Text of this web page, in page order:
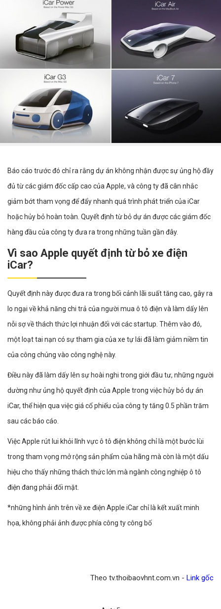
Báo cáo trước đó chỉ ra rằng dự án không nhận được sự ủng hộ đầy
đủ từ các giám đốc cấp cao của Apple, và công ty đã cân nhắc
giảm bớt tham vọng để đẩy nhanh quá trình phát triển của iCar
hoặc hủy bỏ hoàn toàn. Quyết định từ bỏ dự án được các giám đốc
hàng đầu của công ty đưa ra trong những tuần gần đây.
Vì sao Apple quyết định từ bỏ xe điện
iCar?
Quyết định này được đưa ra trong bối cảnh lãi suất tăng cao, gây ra
lo ngại về khả năng chi trả của người mua ô tô điện và làm dấy lên
nỗi sợ về thách thức lợi nhuận đối với các startup. Thêm vào đó,
một loạt tai nạn có sự tham gia của xe tự lái đã làm giảm niềm tin
của công chúng vào công nghệ này.
Điều này đã làm dấy lên sự hoài nghi trong giới đầu tư, những người
dường như ủng hộ quyết định của Apple trong việc hủy bỏ dự án
iCar, thể hiện qua việc giá cổ phiếu của công ty tăng 0.5 phần trăm
sau các báo cáo.
Việc Apple rút lui khỏi lĩnh vực ô tô điện không chỉ là một bước lùi
trong tham vọng mở rộng sản phẩm của hãng mà còn là một dấu
hiệu cho thấy những thách thức lớn mà ngành công nghiệp ô tô
điện đang phải đối mặt.
*những hình ảnh trên về xe điện Apple iCar chỉ là kết xuất minh
họa, không phải ảnh được phía công ty công bố
Theo tv.thoibaovhnt.com.vn - Link gốc